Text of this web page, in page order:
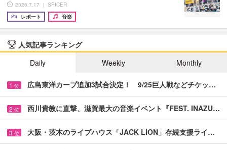
2026.7.17 ｜ SPICER
レポート
音楽
人気記事ランキング
Daily
Weekly Monthly
1 位 広島東洋カープ追加3試合決定！ 9/25巨人戦などチケッ…
2 位 西川貴教に直撃、滋賀最大の音楽イベント『FEST. INAZU…
3 位 大阪・茨木のライブハウス「JACK LION」存続支援ライ…